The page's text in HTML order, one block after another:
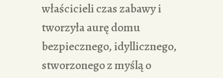
właścicieli czas zabawy i
tworzyła aurę domu
bezpiecznego, idyllicznego,
stworzonego z myślą o